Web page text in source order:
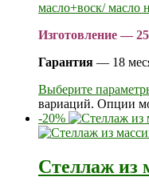
масло+воск/ масло
Изготовление —
Гарантия — 18
Выберите
вариаций. Опции
-20%
Стеллаж из